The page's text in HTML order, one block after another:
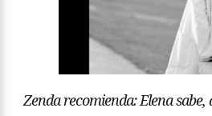
Zenda recomienda: Elena sabe,